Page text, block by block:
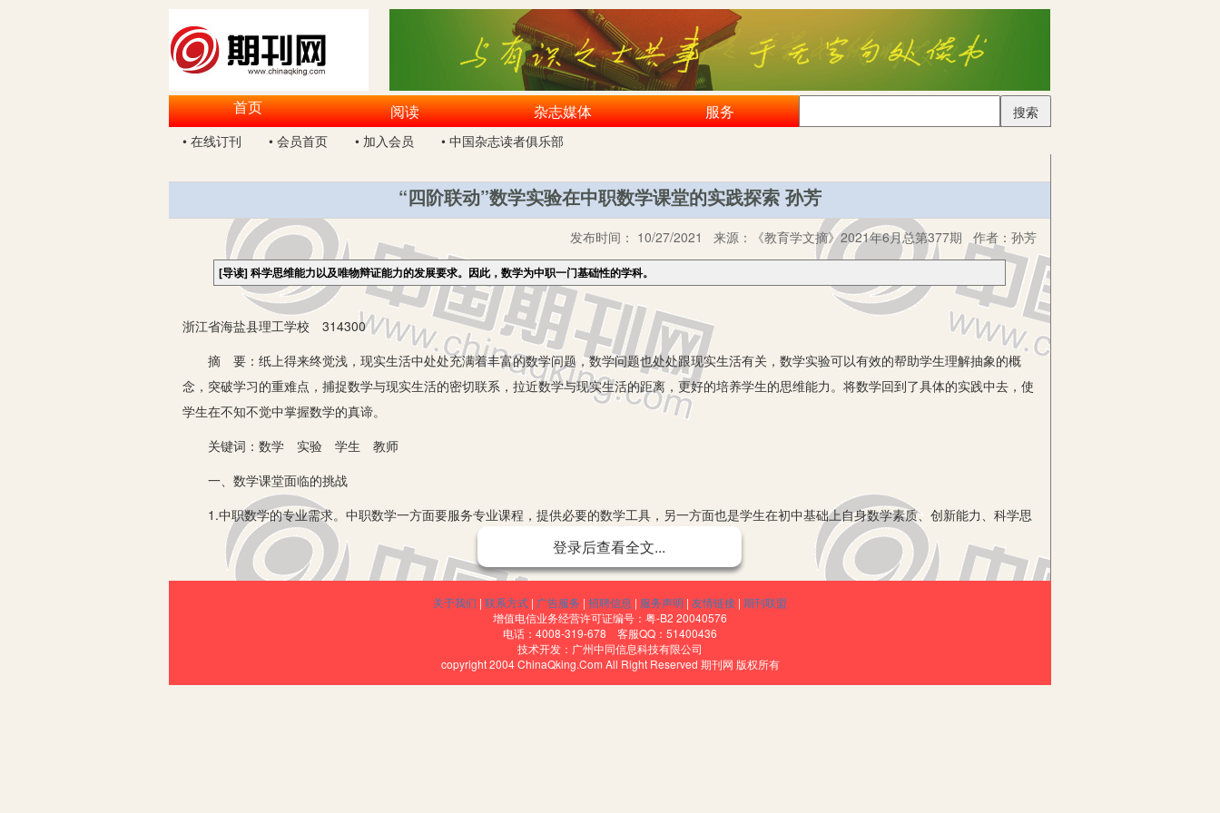
首页 阅读 杂志媒体 服务
搜索
• 在线订刊
• 会员首页 • 加入会员 • 中国杂志读者俱乐部
“四阶联动”数学实验在中职数学课堂的实践探索 孙芳
发布时间： 10/27/2021 来源： 《教育学文摘》2021年6月总第377期 作者： 孙芳
[导读]科学思维能力以及唯物辩证能力的发展要求。因此，数学为中职一门基础性的学科。
浙江省海盐县理工学校 314300
摘 要：纸上得来终觉浅，现实生活中处处充满着丰富的数学问题，数学问题也处处跟现实生活有关，数学实验可以有效的帮助学生理解抽象的概
念，突破学习的重难点，捕捉数学与现实生活的密切联系，拉近数学与现实生活的距离，更好的培养学生的思维能力。将数学回到了具体的实践中去，使
学生在不知不觉中掌握数学的真谛。
关键词：数学 实验 学生 教师
一、数学课堂面临的挑战
1.中职数学的专业需求。中职数学一方面要服务专业课程，提供必要的数学工具，另一方面也是学生在初中基础上自身数学素质、创新能力、科学思
维能力以及唯物辩证能力的发展要求。因此，数学为中职一门基础性的学科。
2.中职数学的现实状态。在国家大力发展职业教育的关键时刻，中职学校面临着生源的问题，在数学上我们主要面对的是需要提升学生初中相对不完
美的数学知识基础以及认知水平，学生对于数学不感兴趣，教师教得累，学生学得苦。
在目前新形势下教学的形式格局，课堂知识的展示、师生互动的方式、教师的教学方式，学生的学习方式顺着信息化的浪潮不断涌入新的变化。数学
登录后查看全文...
关于我们 | 联系方式 | 广告服务 | 招聘信息 | 服务声明 | 友情链接 | 期刊联盟
增值电信业务经营许可证编号：粤-B2 20040576
电话：4008-319-678 客服QQ：51400436
技术开发：广州中同信息科技有限公司
copyright 2004 ChinaQking.Com All Right Reserved 期刊网 版权所有